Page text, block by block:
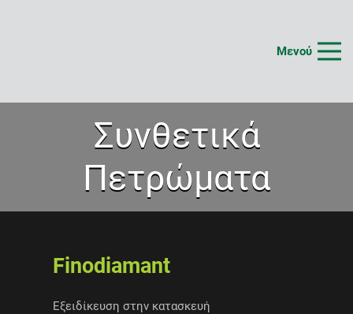
Μενού
Συνθετικά
Πετρώματα
Finodiamant
Εξειδίκευση στην κατασκευή